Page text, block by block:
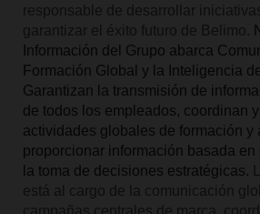
responsable de desarrollar
garantizar el éxito futuro de Belimo.
Información del Grupo abarca
Formación Global y la Inteligencia
Garantizan la transmisión de
de todos los empleados, coordinan
actividades globales de formación y
proporcionar información basada
la toma de decisiones estratégicas.
está al cargo de la comunicación